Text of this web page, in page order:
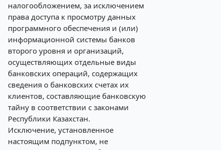
налогообложением, за исключением
права доступа к просмотру данных
программного обеспечения и (или)
информационной системы банков
второго уровня и организаций,
осуществляющих отдельные виды
банковских операций, содержащих
сведения о банковских счетах их
клиентов, составляющие банковскую
тайну в соответствии с законами
Республики Казахстан.
Исключение, установленное
настоящим подпунктом, не